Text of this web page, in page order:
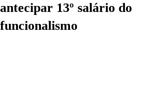
antecipar 13º salário do
funcionalismo